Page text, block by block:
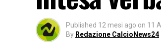
Published 12 mesi ago on 11
By Redazione CalcioNews24